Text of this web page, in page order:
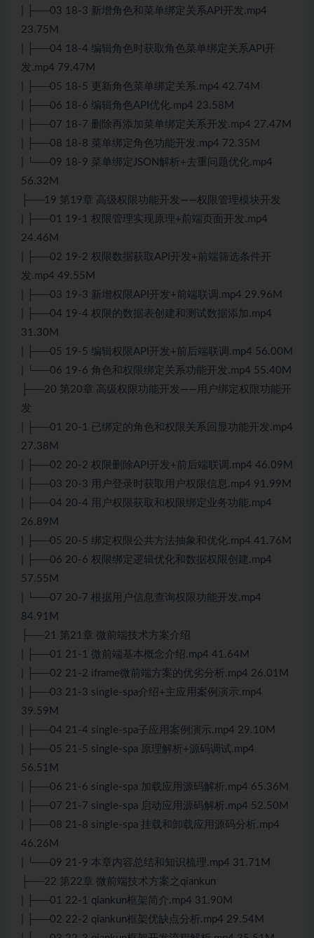
| ├──03 18-3 新增角色和菜单绑定关系API开发.mp4
23.75M
| ├──04 18-4 编辑角色时获取角色菜单绑定关系API开
发.mp4 79.47M
| ├──05 18-5 更新角色菜单绑定关系.mp4 42.74M
| ├──06 18-6 编辑角色API优化.mp4 23.58M
| ├──07 18-7 删除再添加菜单绑定关系开发.mp4 27.47M
| ├──08 18-8 菜单绑定角色功能开发.mp4 72.35M
| └──09 18-9 菜单绑定JSON解析+去重问题优化.mp4
56.32M
├──19 第19章 高级权限功能开发——权限管理模块开发
| ├──01 19-1 权限管理实现原理+前端页面开发.mp4
24.46M
| ├──02 19-2 权限数据获取API开发+前端筛选条件开
发.mp4 49.55M
| ├──03 19-3 新增权限API开发+前端联调.mp4 29.96M
| ├──04 19-4 权限的数据表创建和测试数据添加.mp4
31.30M
| ├──05 19-5 编辑权限API开发+前后端联调.mp4 56.00M
| └──06 19-6 角色和权限绑定关系功能开发.mp4 55.40M
├──20 第20章 高级权限功能开发——用户绑定权限功能开
发
| ├──01 20-1 已绑定的角色和权限关系回显功能开发.mp4
27.38M
| ├──02 20-2 权限删除API开发+前后端联调.mp4 46.09M
| ├──03 20-3 用户登录时获取用户权限信息.mp4 91.99M
| ├──04 20-4 用户权限获取和权限绑定业务功能.mp4
26.89M
| ├──05 20-5 绑定权限公共方法抽象和优化.mp4 41.76M
| ├──06 20-6 权限绑定逻辑优化和数据权限创建.mp4
57.55M
| └──07 20-7 根据用户信息查询权限功能开发.mp4
84.91M
├──21 第21章 微前端技术方案介绍
| ├──01 21-1 微前端基本概念介绍.mp4 41.64M
| ├──02 21-2 iframe微前端方案的优劣分析.mp4 26.01M
| ├──03 21-3 single-spa介绍+主应用案例演示.mp4
39.59M
| ├──04 21-4 single-spa子应用案例演示.mp4 29.10M
| ├──05 21-5 single-spa 原理解析+源码调试.mp4
56.51M
| ├──06 21-6 single-spa 加载应用源码解析.mp4 65.36M
| ├──07 21-7 single-spa 启动应用源码解析.mp4 52.50M
| ├──08 21-8 single-spa 挂载和卸载应用源码分析.mp4
46.26M
| └──09 21-9 本章内容总结和知识梳理.mp4 31.71M
├──22 第22章 微前端技术方案之qiankun
| ├──01 22-1 qiankun框架简介.mp4 31.90M
| ├──02 22-2 qiankun框架优缺点分析.mp4 29.54M